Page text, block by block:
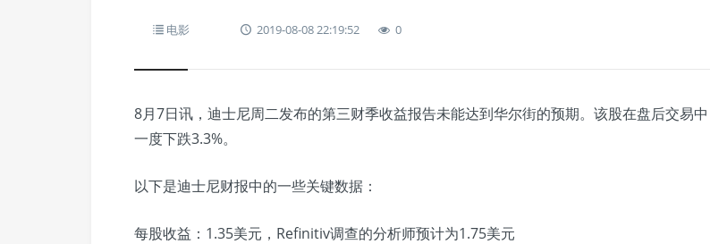
电影 2019-08-08 22:19:52 0
8月7日讯，迪士尼周二发布的第三财季收益报告未能达到华尔街的预期。该股在盘后交易中
一度下跌3.3%。
以下是迪士尼财报中的一些关键数据：
每股收益：1.35美元，Refinitiv调查的分析师预计为1.75美元